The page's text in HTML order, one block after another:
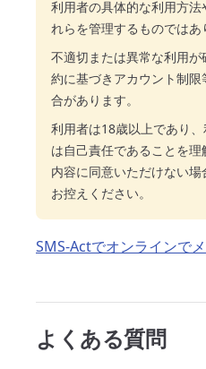
利用者の具体的な利用方
れらを管理するものではあ
不適切または異常な利用
約に基づきアカウント制
合があります。
利用者は18歳以上であり
は自己責任であることを
内容に同意いただけない
お控えください。
SMS-Actでオンラインで
よくある質問